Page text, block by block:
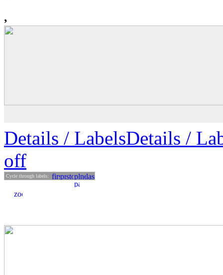
Details / LabelsDetails /
off
Cycle through labels: